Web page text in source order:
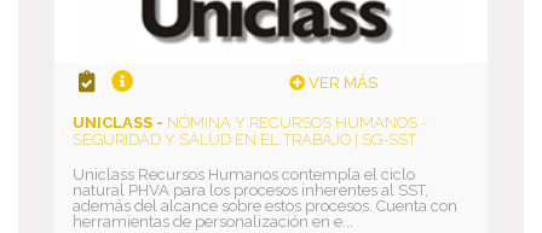
VER MÁS
UNICLASS - NÓMINA Y RECURSOS HUMANOS -
SEGURIDAD Y SALUD EN EL TRABAJO | SG-SST
Uniclass Recursos Humanos contempla el ciclo
natural PHVA para los procesos inherentes al SST,
además del alcance sobre estos procesos. Cuenta con
herramientas de personalización en e...